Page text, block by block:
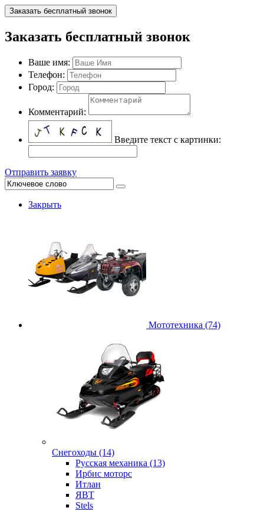
Заказать бесплатный звонок
Заказать бесплатный звонок
Ваше имя:
Телефон:
Город:
Комментарий:
Введите текст с картинки:
Отправить заявку
Закрыть
Мототехника (74)
Снегоходы (14)
Русская механика (13)
Ирбис моторс
Итлан
ЯВТ
Stels